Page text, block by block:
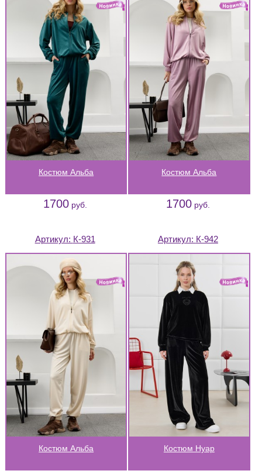
Костюм Альба
1700руб.
Костюм Альба
1700руб.
Артикул: К-931
Костюм Альба
Артикул: К-942
Костюм Нуар